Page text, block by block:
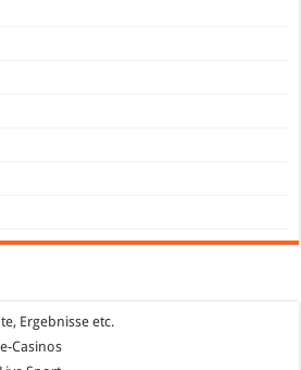
Ergebnisse etc.
Casinos